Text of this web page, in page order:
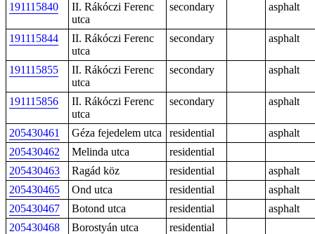
191115840
II. Rákóczi Ferenc
utca
secondary asphalt
191115844
II. Rákóczi Ferenc
utca
secondary asphalt
191115855
II. Rákóczi Ferenc
utca
secondary asphalt
191115856
II. Rákóczi Ferenc
utca
secondary asphalt
205430461 Géza fejedelem utca residential
asphalt
205430462
Melinda utca
residential
205430463
Ragád köz residential
asphalt
205430465
Ond utca residential
asphalt
205430467
Botond utca residential
asphalt
205430468
Borostyán utca
residential